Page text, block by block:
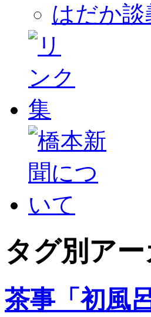
はだか談
タグ別ア
茶事「初風